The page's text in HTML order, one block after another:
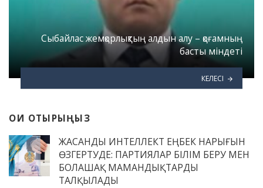
Сыбайлас жемқорлықтың алдын алу – қоғамның
басты міндеті
КЕЛЕСІ
ОҚИ ОТЫРЫҢЫЗ
ЖАСАНДЫ ИНТЕЛЛЕКТ ЕҢБЕК НАРЫҒЫН
ӨЗГЕРТУДЕ: ПАРТИЯЛАР БІЛІМ БЕРУ МЕН
БОЛАШАҚ МАМАНДЫҚТАРДЫ
ТАЛҚЫЛАДЫ